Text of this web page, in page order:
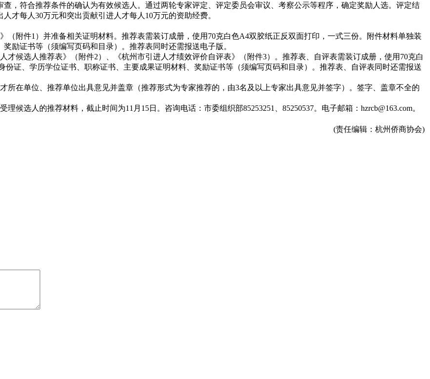
，符合推荐条件的确认为有效候选人。通过两轮专家评定、评定委员会审议、考察公示等程序，确定奖励人选。评定结
才每人30万元和突出贡献引进人才每人10万元的资助经费。
附件1）并准备相关证明材料。推荐表需装订成册，使用70克白色A4双胶纸正反双面打印，一式三份。附件材料单独装
励证书等（须编写页码和目录）。推荐表同时还需报送电子版。
候选人推荐表》（附件2）、《杭州市引进人才绩效评价自评表》（附件3）。推荐表、自评表需装订成册，使用70克白
证、学历学位证书、职称证书、主要成果证明材料、奖励证书等（须编写页码和目录）。推荐表、自评表同时还需报送
在单位、推荐单位出具意见并盖章（推荐形式为专家推荐的，由3名及以上专家出具意见并签字）。签字、盖章不全的
候选人的推荐材料，截止时间为11月15日。咨询电话：市委组织部85253251、85250537。电子邮箱：hzrcb@163.com。
(责任编辑：杭州侨商协会)